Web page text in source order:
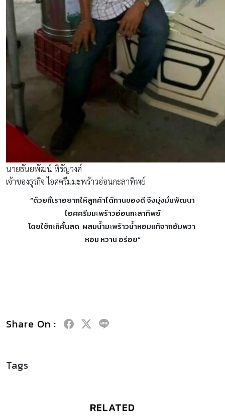
นายธันยพัฒน์ หิรัญวงศ์
เจ้าของธุรกิจ ไอศครีมมะพร้าวอ่อนกะลาทิพย์
“ด้วยที่เราอยากให้ลูกค้าได้ทานของดี จึงมุ่งมั่นพัฒนา
ไอศครีมมะพร้าวอ่อนกะลาทิพย์
โดยใช้กะทิคั้นสด ผสมน้ำมะพร้าวน้ำหอมแท้จากอัมพวา
หอม หวาน อร่อย”
Share On :
Tags
RELATED